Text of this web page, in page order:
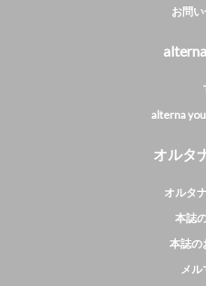
お問
alterna
オルタ
オルタ
本誌
本誌の
メル